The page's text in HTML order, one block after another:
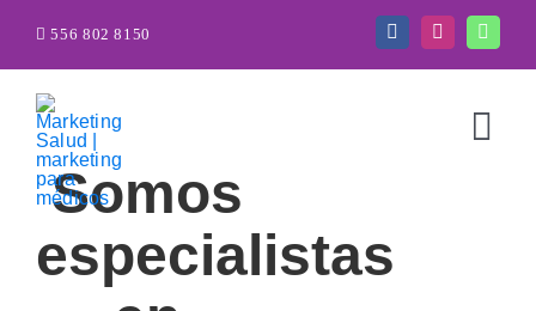
556 802 8150
Somos
especialistas